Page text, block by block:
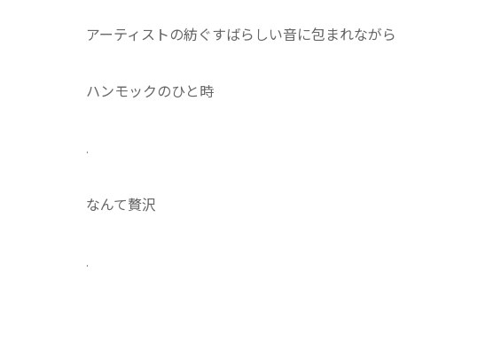
アーティストの紡ぐすばらしい音に包まれながら
ハンモックのひと時
.
なんて贅沢
.